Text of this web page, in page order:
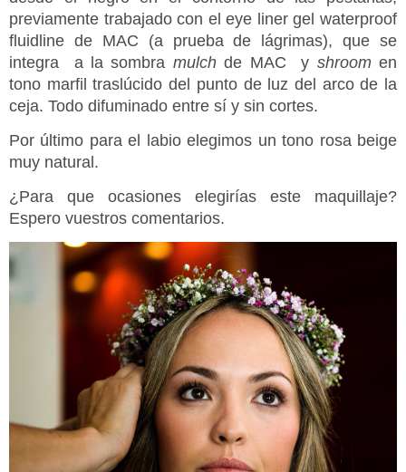
previamente trabajado con el eye liner gel waterproof
fluidline de MAC (a prueba de lágrimas), que se
integra a la sombra mulchde MAC y shroom en
tono marfil traslúcido del punto de luz del arco de la
ceja. Todo difuminado entre sí y sin cortes.
Por último para el labio elegimos un tono rosa beige
muy natural.
¿Para que ocasiones elegirías este maquillaje?
Espero vuestros comentarios.